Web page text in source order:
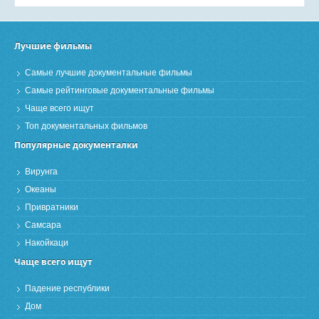
Лучшие фильмы
Самые лучшие документальные фильмы
Самые рейтинговые документальные фильмы
Чаще всего ищут
Топ документальных фильмов
Популярные документалки
Вирунга
Океаны
Привратники
Самсара
Накойкаци
Чаще всего ищут
Падение республики
Дом